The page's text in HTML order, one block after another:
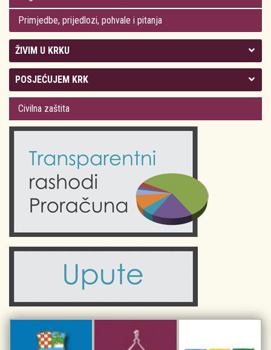
Primjedbe, prijedlozi, pohvale i pitanja
ŽIVIM U KRKU
Kolegij gradonačelnika
Gradsko vijeće
Odluke Grada Krka (Službene novine PGŽ)
Obrazovanje
Civilni sektor (arhiva udruga)
Sport i rekreacija
POSJEĆUJEM KRK
Plan Grada Krka
Krk 360° VR panorama
Krk uživo
Fotogalerije
Kalendar događanja
Turistička zajednica otoka Krka
Kulturno-turistička ruta Putovima Frankopana
Dar iz Krka
Civilna zaštita